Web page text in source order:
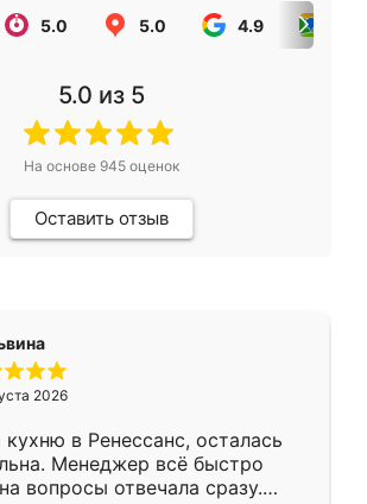
5.0 5.0 4.9
5.0 из 5
На основе 945оценок
Оставить отзыв
2026
кухню в Ренессанс, осталась
Менеджер всё быстро
вопросы отвечала сразу.